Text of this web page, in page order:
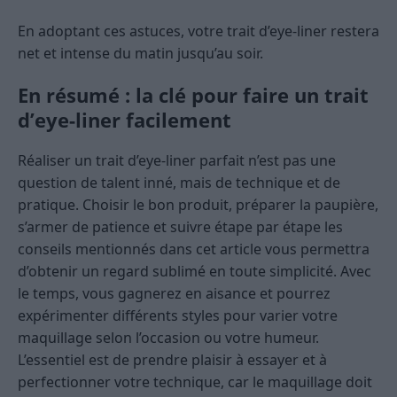
En adoptant ces astuces, votre trait d’eye-liner restera
net et intense du matin jusqu’au soir.
En résumé : la clé pour faire un trait
d’eye-liner facilement
Réaliser un trait d’eye-liner parfait n’est pas une
question de talent inné, mais de technique et de
pratique. Choisir le bon produit, préparer la paupière,
s’armer de patience et suivre étape par étape les
conseils mentionnés dans cet article vous permettra
d’obtenir un regard sublimé en toute simplicité. Avec
le temps, vous gagnerez en aisance et pourrez
expérimenter différents styles pour varier votre
maquillage selon l’occasion ou votre humeur.
L’essentiel est de prendre plaisir à essayer et à
perfectionner votre technique, car le maquillage doit